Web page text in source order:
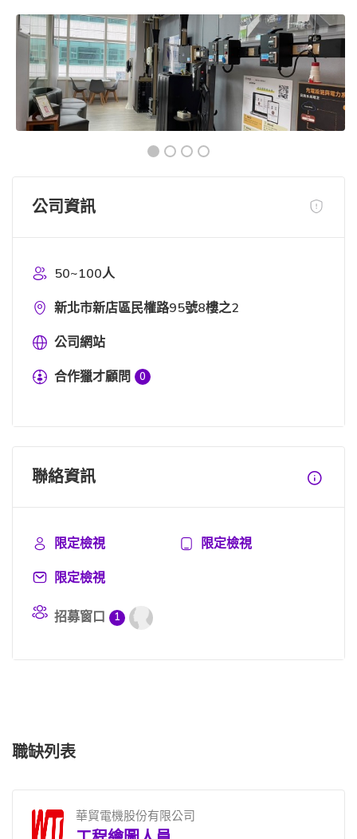
公司資訊
50~100人
新北市新店區民權路95號8樓之2
公司網站
合作獵才顧問
0
聯絡資訊
限定檢視
限定檢視
限定檢視
招募窗口 1
職缺列表
華貿電機股份有限公司